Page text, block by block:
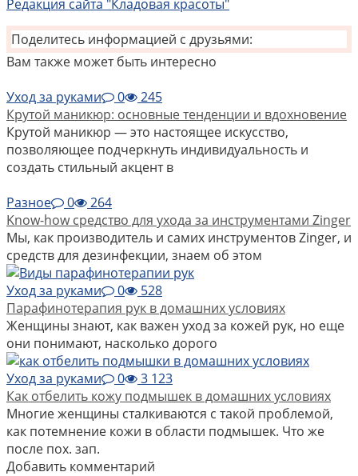
Редакция сайта "Кладовая красоты"
Поделитесь информацией с друзьями:
Вам также может быть интересно
Уход за руками
0
245
Крутой маникюр: основные тенденции и вдохновение
Крутой маникюр — это настоящее искусство,
позволяющее подчеркнуть индивидуальность и
создать стильный акцент в
Разное
0
264
Know-how средство для ухода за инструментами Zinger
Мы, как производитель и самих инструментов Zinger, и
средств для дезинфекции, знаем об этом
Уход за руками
0
528
Парафинотерапия рук в домашних условиях
Женщины знают, как важен уход за кожей рук, но еще
они понимают, насколько дорого
Уход за руками
0
3 123
Как отбелить кожу подмышек в домашних условиях
Многие женщины сталкиваются с такой проблемой,
как потемнение кожи в области подмышек. Что же
после пох. зап.
Добавить комментарий